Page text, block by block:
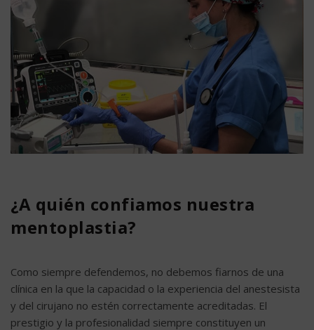
¿A quién confiamos nuestra
mentoplastia?
Como siempre defendemos, no debemos fiarnos de una
clínica en la que la capacidad o la experiencia del anestesista
y del cirujano no estén correctamente acreditadas. El
prestigio y la profesionalidad siempre constituyen un